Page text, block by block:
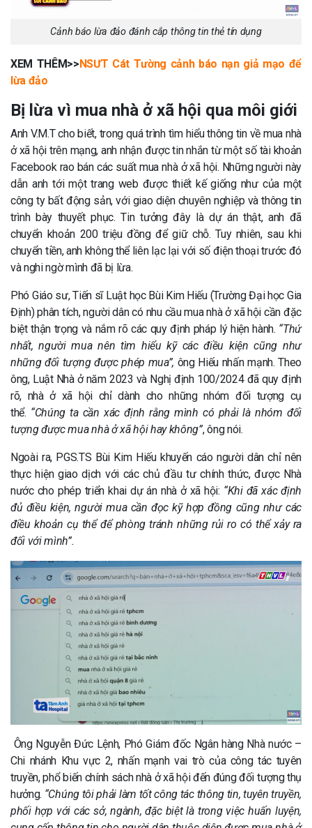
Cảnh báo lừa đảo đánh cắp thông tin thẻ tín dụng
XEM THÊM>>NSƯT Cát Tường cảnh báo nạn giả mạo để
lừa đảo
Bị lừa vì mua nhà ở xã hội qua môi giới
Anh V.M.T cho biết, trong quá trình tìm hiểu thông tin về mua nhà
ở xã hội trên mạng, anh nhận được tin nhắn từ một số tài khoản
Facebook rao bán các suất mua nhà ở xã hội. Những người này
dẫn anh tới một trang web được thiết kế giống như của một
công ty bất động sản, với giao diện chuyên nghiệp và thông tin
trình bày thuyết phục. Tin tưởng đây là dự án thật, anh đã
chuyển khoản 200 triệu đồng để giữ chỗ. Tuy nhiên, sau khi
chuyển tiền, anh không thể liên lạc lại với số điện thoại trước đó
và nghi ngờ mình đã bị lừa.
Phó Giáo sư, Tiến sĩ Luật học Bùi Kim Hiếu (Trường Đại học Gia
Định) phân tích, người dân có nhu cầu mua nhà ở xã hội cần đặc
biệt thận trọng và nắm rõ các quy định pháp lý hiện hành. “Thứ
nhất, người mua nên tìm hiểu kỹ các điều kiện cũng như
những đối tượng được phép mua”, ông Hiếu nhấn mạnh. Theo
ông, Luật Nhà ở năm 2023 và Nghị định 100/2024 đã quy định
rõ, nhà ở xã hội chỉ dành cho những nhóm đối tượng cụ
thể. “Chúng ta cần xác định rằng mình có phải là nhóm đối
tượng được mua nhà ở xã hội hay không”, ông nói.
Ngoài ra, PGS.TS Bùi Kim Hiếu khuyến cáo người dân chỉ nên
thực hiện giao dịch với các chủ đầu tư chính thức, được Nhà
nước cho phép triển khai dự án nhà ở xã hội: “Khi đã xác định
đủ điều kiện, người mua cần đọc kỹ hợp đồng cũng như các
điều khoản cụ thể để phòng tránh những rủi ro có thể xảy ra
đối với mình”.
Ông Nguyễn Đức Lệnh, Phó Giám đốc Ngân hàng Nhà nước –
Chi nhánh Khu vực 2, nhấn mạnh vai trò của công tác tuyên
truyền, phổ biến chính sách nhà ở xã hội đến đúng đối tượng thụ
hưởng. “Chúng tôi phải làm tốt công tác thông tin, tuyên truyền,
phối hợp với các sở, ngành, đặc biệt là trong việc huấn luyện,